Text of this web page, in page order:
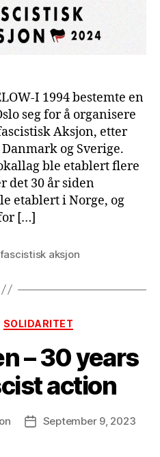
I 1994 bestemte en
seg for å organisere
Aksjon, etter
og Sverige.
ble etablert flere
det 30 år siden
etablert i Norge, og
[…]
aksjon
Categories
SOLIDARITET
– 30 years
action
PostSeptember 9, 2023